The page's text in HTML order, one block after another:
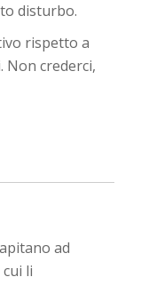
disturbo.
rispetto a
Non crederci,
ad
li